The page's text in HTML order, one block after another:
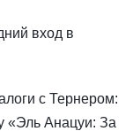
вход в
с Тернером:
«Эль Анацуи: За